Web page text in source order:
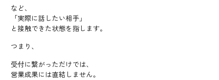
など、
「実際に話したい相手」
と接触できた状態を指します。
つまり、
受付に繋がっただけでは、
営業成果には直結しません。